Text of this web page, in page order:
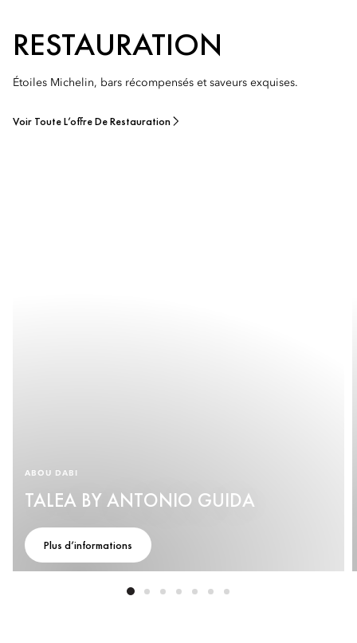
RESTAURATION
Étoiles Michelin, bars récompensés et saveurs exquises.
Voir Toute L’offre De Restauration
ABOU DABI
TALEA BY ANTONIO GUIDA
Plus d’informations